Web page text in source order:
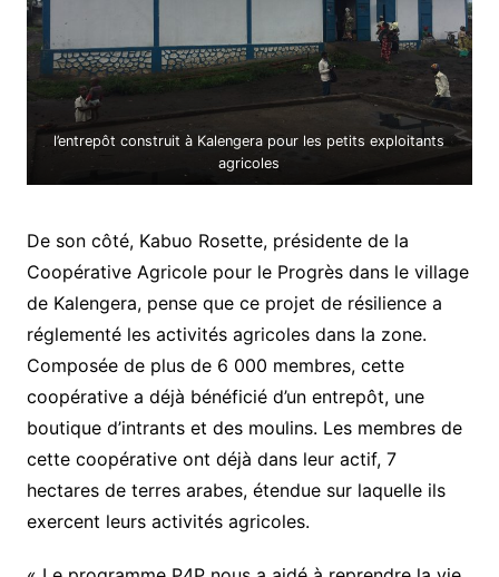
l’entrepôt construit à Kalengera pour les petits exploitants
agricoles
De son côté, Kabuo Rosette, présidente de la
Coopérative Agricole pour le Progrès dans le village
de Kalengera, pense que ce projet de résilience a
réglementé les activités agricoles dans la zone.
Composée de plus de 6 000 membres, cette
coopérative a déjà bénéficié d’un entrepôt, une
boutique d’intrants et des moulins. Les membres de
cette coopérative ont déjà dans leur actif, 7
hectares de terres arabes, étendue sur laquelle ils
exercent leurs activités agricoles.